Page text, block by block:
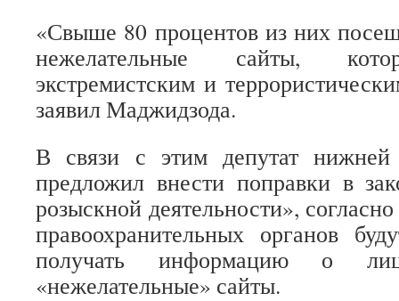
«Свыше 80 процентов из них
нежелательные сайты,
экстремистским и
заявил Маджидзода.
В связи с этим депутат нижней
предложил внести поправки в
розыскной деятельности»,
правоохранительных органов
получать информацию о
«нежелательные» сайты.